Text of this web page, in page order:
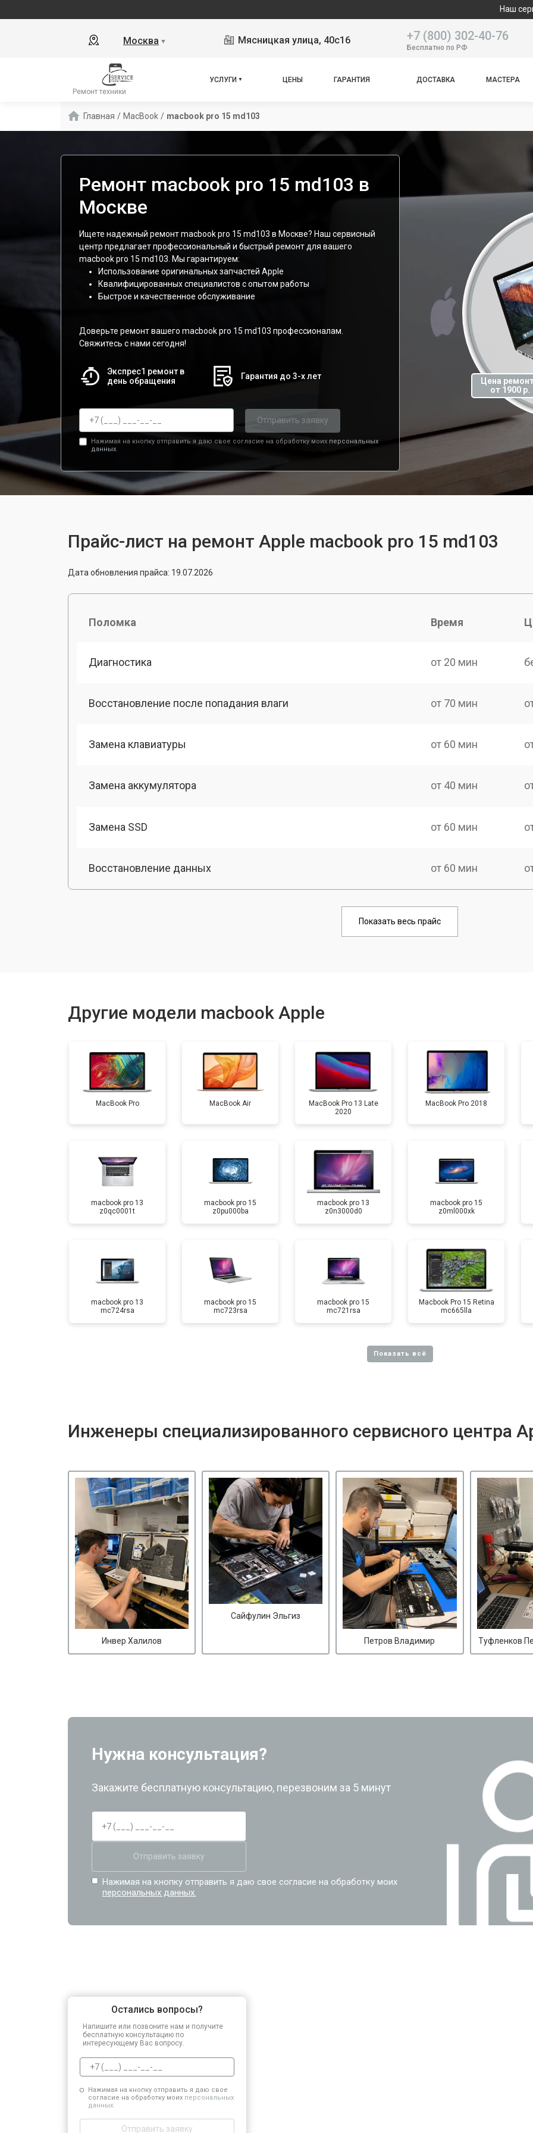
Наш сервисный
Москва ▼ Мясницкая улица, 40с16 +7 (800) 302-40-76
Бесплатно по РФ
Ремонт техники
УСЛУГИ ЦЕНЫ ГАРАНТИЯ ДОСТАВКА МАСТЕРА
Главная / MacBook / macbook pro 15 md103
Ремонт macbook pro 15 md103 в
Москве
Ищете надежный ремонт macbook pro 15 md103 в Москве? Наш сервисный
центр предлагает профессиональный и быстрый ремонт для вашего
macbook pro 15 md103. Мы гарантируем:
Использование оригинальных запчастей Apple
Квалифицированных специалистов с опытом работы
Быстрое и качественное обслуживание
Доверьте ремонт вашего macbook pro 15 md103 профессионалам.
Свяжитесь с нами сегодня!
Экспрес1 ремонт в
день обращения
Гарантия до 3-х лет
Отправить заявку
Нажимая на кнопку отправить я даю свое согласие на обработку моих персональных
данных.
Цена
от 1900 р.
Прайс-лист на ремонт Apple macbook pro 15 md103
Дата обновления прайса: 19.07.2026
Поломка Время
Диагностика от 20 мин
Восстановление после попадания влаги от 70 мин
Замена клавиатуры от 60 мин
Замена аккумулятора от 40 мин
Замена SSD от 60 мин
Восстановление данных от 60 мин
от 60 мин
Показать весь прайс
Другие модели macbook Apple
MacBook Pro MacBook Air
MacBook Pro 13 Late
2020
MacBook Pro 2018
macbook pro 13
z0qc0001t
macbook pro 15
z0pu000ba
macbook pro 13
z0n3000d0
macbook pro 15
z0ml000xk
macbook pro 13
mc724rsa
macbook pro 15
mc723rsa
macbook pro 15
mc721rsa
Macbook Pro 15 Retina
mc665lla
Инженеры специализированного сервисного центра
Инвер Халилов
Сайфулин Эльгиз
Петров Владимир Туфленков
Нужна консультация?
Закажите бесплатную консультацию, перезвоним за 5 минут
Отправить заявку
Нажимая на кнопку отправить я даю свое согласие на обработку моих
персональных данных.
Остались вопросы?
Напишите или позвоните нам и получите
бесплатную консультацию по
интересующему Вас вопросу.
Нажимая на кнопку отправить я даю свое
согласие на обработку моих персональных
данных.
Отправить заявку